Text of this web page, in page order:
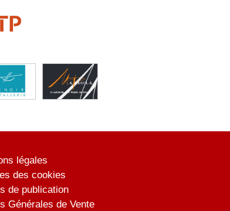
légales
des cookies
de publication
Générales de Vente